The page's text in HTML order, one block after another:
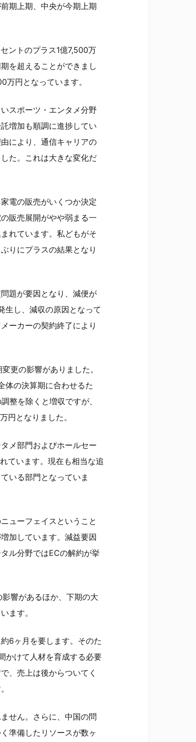
期上期、中央が今期上期
ントのプラス1億7,500万
を超えることができまし
円となっています。
スポーツ・エンタメ分野
増加も順調に進捗してい
により、通信キャリアの
た。これは大きな変化だ
電の販売がいくつか決定
販売展開がやや弱まる一
れています。私どもがそ
りにプラスの結果となり
題が要因となり、減便が
生し、減収の原因となって
ーカーの契約終了により
更の影響がありました。
体の決算期に合わせるた
整を除くと増収ですが、
円となりました。
メ部門およびホールセー
ています。現在も相当な追
いる部門となっていま
ューフェイスということ
加しています。減益要因
ル分野ではECの解約が挙
響があるほか、下期の大
ます。
6ヶ月を要します。そのた
かけて人材を育成する必要
、売上は後からついてく
せん。さらに、中国の問
準備したリソースが数ヶ